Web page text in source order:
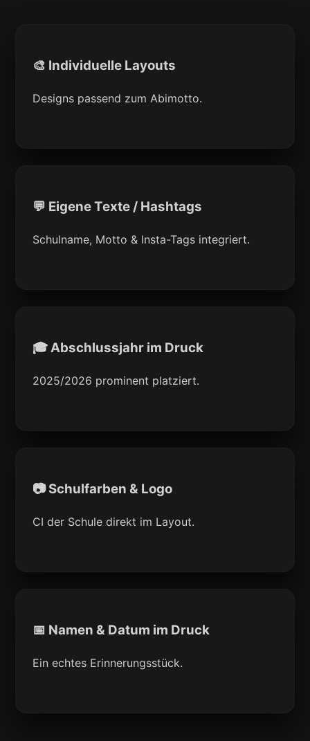
🎨 Individuelle Layouts
Designs passend zum Abimotto.
💬 Eigene Texte / Hashtags
Schulname, Motto & Insta-Tags integriert.
🎓 Abschlussjahr im Druck
2025/2026 prominent platziert.
📷 Schulfarben & Logo
CI der Schule direkt im Layout.
📅 Namen & Datum im Druck
Ein echtes Erinnerungsstück.